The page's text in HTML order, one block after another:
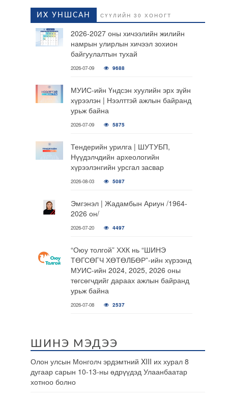
ИХ УНШСАН СҮҮЛИЙН 30 ХОНОГТ
2026-2027 оны хичээлийн жилийн
намрын улирлын хичээл зохион
байгуулалтын тухай
2026-07-09 9688
МУИС-ийн Үндсэн хуулийн эрх зүйн
хүрээлэн | Нээлттэй ажлын байранд
урьж байна
2026-07-09 5875
Тендерийн урилга | ШУТУБП,
Нүүдэлчдийн археологийн
хүрээлэнгийн урсгал засвар
2026-08-03 5087
Эмгэнэл | Жадамбын Ариун /1964-
2026 он/
2026-07-20 4497
“Оюу толгой” ХХК нь “ШИНЭ
ТӨГСӨГЧ ХӨТӨЛБӨР”-ийн хүрээнд
МУИС-ийн 2024, 2025, 2026 оны
төгсөгчдийг дараах ажлын байранд
урьж байна
2026-07-08 2537
ШИНЭ МЭДЭЭ
Олон улсын Монголч эрдэмтний XIII их хурал 8
дугаар сарын 10-13-ны өдрүүдэд Улаанбаатар
хотноо болно